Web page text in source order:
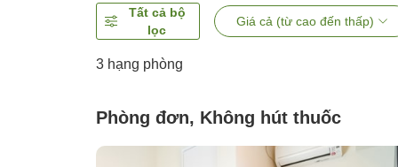
Tất cả bộ
lọc
Giá cả (từ cao đến thấp)
3 hạng phòng
Phòng đơn, Không hút thuốc